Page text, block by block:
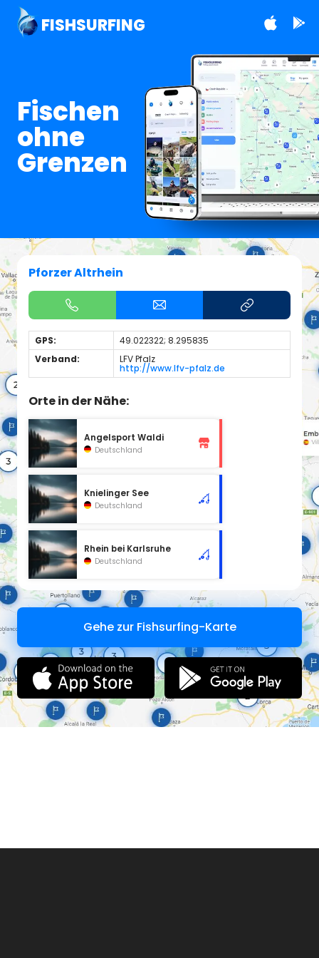
FISHSURFING
Fischen
ohne
Grenzen
Pforzer Altrhein
GPS:
49.022322; 8.295835
Verband:
LFV Pfalz
http://www.lfv-pfalz.de
Orte in der Nähe:
Angelsport Waldi
Deutschland
Knielinger See
Deutschland
Rhein bei Karlsruhe
Deutschland
Gehe zur Fishsurfing-Karte